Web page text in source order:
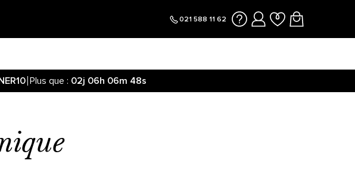
021 588 11 62
Plus que : 02j 06h 06m 48s